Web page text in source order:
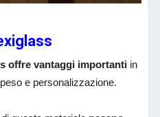
offre vantaggi importanti in
e personalizzazione.